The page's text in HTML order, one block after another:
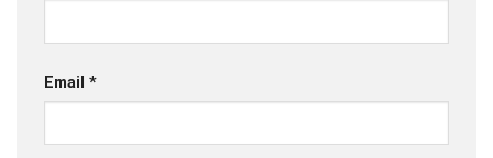
Email *